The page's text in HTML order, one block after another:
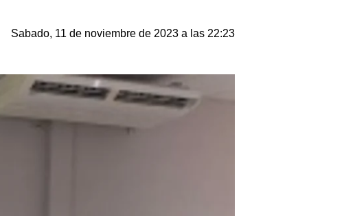
Sabado, 11 de noviembre de 2023 a las 22:23